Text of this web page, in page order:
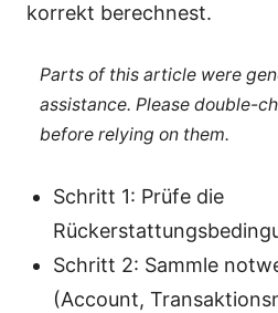
korrekt berechnest.
Parts of this article were
assistance. Please double-
before relying on them.
Schritt 1: Prüfe die
Schritt 2: Sammle
(Account,